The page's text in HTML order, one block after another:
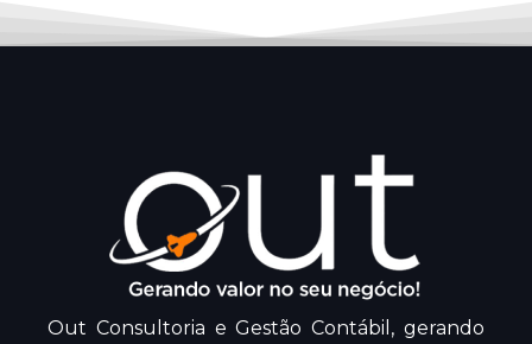
Out Consultoria e Gestão Contábil, gerando